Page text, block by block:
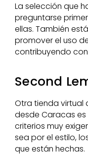
La selección que
preguntarse
ellas. También
promover el uso
contribuyendo
Second
Otra tienda virtual
desde Caracas es
criterios muy
sea por el estilo,
que están hechas.